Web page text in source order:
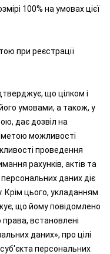
100% на умовах цієї
при реєстрації
що цілком і
умовами, а також, у
дає дозвіл на
метою можливості
проведення
рахунків, актів та
даних діє
Крім цього, укладанням
що йому повідомлено
встановлені
даних», про цілі
персональних